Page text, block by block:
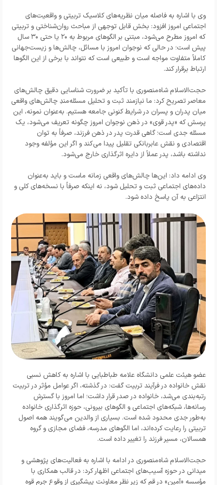
وی با اشاره به فاصله میان نظریه‌های کلاسیک تربیتی و واقعیت‌های
اجتماعی امروز افزود: بخش قابل توجهی از مباحث روان‌شناختی و تربیتی
که امروز مطرح می‌شود، مبتنی بر الگوهای مربوط به ۲۰ یا حتی ۳۰ سال
پیش است؛ در حالی که نوجوان امروز با مسائل، چالش‌ها و زیست‌جهانی
کاملاً متفاوت مواجه است و طبیعی است که نتواند با برخی از این الگوها
ارتباط برقرار کند.
حجت‌الاسلام شاه‌منصوری با تأکید بر ضرورت شناسایی دقیق چالش‌های
معاصر تصریح کرد: ما نیازمند ثبت و تحلیل مسئله‌مندِ چالش‌های واقعی
میان پدران و پسران در شرایط کنونی جامعه هستیم. به‌عنوان نمونه، این
پرسش که «پدر قوی» در ذهن نوجوان امروز چگونه تعریف می‌شود، یک
مسئله جدی است؛ گاهی قدرت پدر در ذهن فرزند، صرفاً به توان
اقتصادی و نقش عابربانکی تقلیل پیدا می‌کند و اگر این مؤلفه وجود
نداشته باشد، پدر عملاً از دایره اثرگذاری خارج می‌شود.
وی ادامه داد: این‌ها چالش‌های واقعی زمانه ماست و باید به‌عنوان
داده‌های اجتماعی ثبت و تحلیل شود، نه اینکه صرفاً با نسخه‌های کلی و
انتزاعی به آن پاسخ داده شود.
عضو هیئت علمی دانشگاه علامه طباطبایی با اشاره به کاهش نسبی
نقش خانواده در فرآیند تربیت گفت: در گذشته، اگر عوامل مؤثر در تربیت
رتبه‌بندی می‌شد، خانواده در صدر قرار داشت؛ اما امروز با گسترش
رسانه‌ها، شبکه‌های اجتماعی و الگوهای بیرونی، حوزه اثرگذاری خانواده
به‌طور جدی محدود شده است. بسیاری از والدین می‌گویند همه اصول
تربیتی را رعایت کرده‌اند، اما الگوهای مدرسه، فضای مجازی و گروه
همسالان، مسیر فرزند را تغییر داده است.
حجت‌الاسلام شاه‌منصوری در ادامه با اشاره به فعالیت‌های پژوهشی و
میدانی در حوزه آسیب‌های اجتماعی اظهار کرد: در قالب همکاری با
مؤسسه «آمین» در قم که زیر نظر معاونت پیشگیری از وقوع جرم قوه